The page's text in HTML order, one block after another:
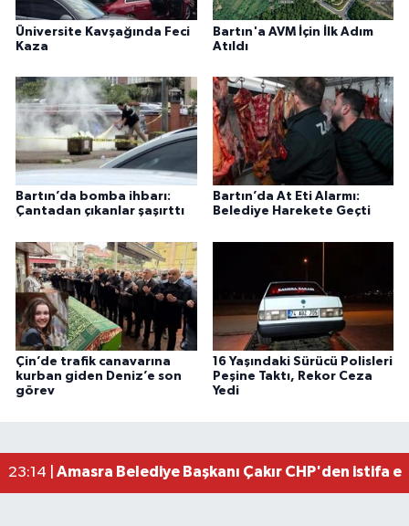
Üniversite Kavşağında Feci
Kaza
Bartın'a AVM İçin İlk Adım
Atıldı
Bartın’da bomba ihbarı:
Çantadan çıkanlar şaşırttı
Bartın’da At Eti Alarmı:
Belediye Harekete Geçti
Çin’de trafik canavarına
kurban giden Deniz’e son
görev
16 Yaşındaki Sürücü Polisleri
Peşine Taktı, Rekor Ceza
Yedi
10:32 | BARÜ’yü Tercih Eden İlk 5 Bin Öğrenciye Aylık 25